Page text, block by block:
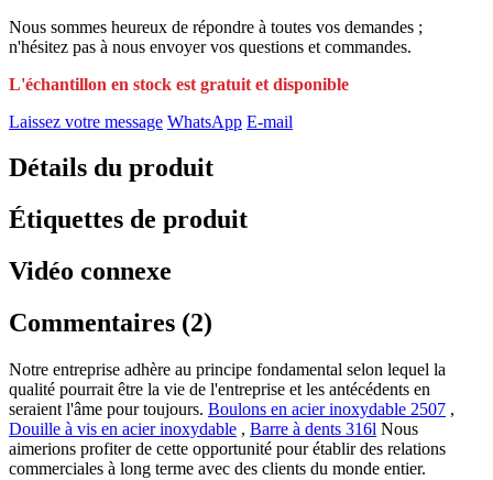
Nous sommes heureux de répondre à toutes vos demandes ;
n'hésitez pas à nous envoyer vos questions et commandes.
L'échantillon en stock est gratuit et disponible
Laissez votre message WhatsApp E-mail
Détails du produit
Étiquettes de produit
Vidéo connexe
Commentaires (2)
Notre entreprise adhère au principe fondamental selon lequel la
qualité pourrait être la vie de l'entreprise et les antécédents en
seraient l'âme pour toujours. Boulons en acier inoxydable 2507 ,
Douille à vis en acier inoxydable , Barre à dents 316l Nous
aimerions profiter de cette opportunité pour établir des relations
commerciales à long terme avec des clients du monde entier.